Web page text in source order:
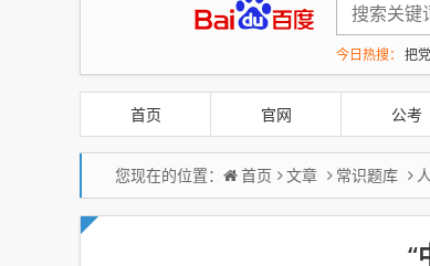
今日热搜： 把
“China Cool”
台风白海豚最
粉笔教育发布“
首页 官网 公考
您现在的位置： 首页 文章 常识题库
“